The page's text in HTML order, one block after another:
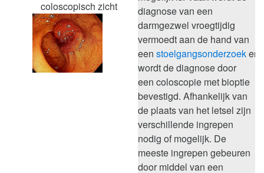
coloscopisch zicht
diagnose van een
darmgezwel vroegtijdig
vermoedt aan de hand van
een stoelgangsonderzoeken
wordt de diagnose door
een coloscopie met bioptie
bevestigd. Afhankelijk van
de plaats van het letsel zijn
verschillende ingrepen
nodig of mogelijk. De
meeste ingrepen gebeuren
door middel van een